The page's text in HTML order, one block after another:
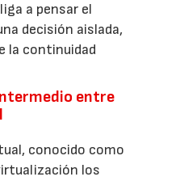
a pensar el
decisión aislada,
la continuidad
entre
conocido como
los